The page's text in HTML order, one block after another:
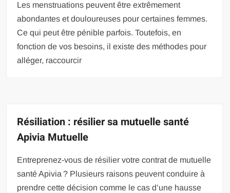
Les menstruations peuvent être extrêmement
abondantes et douloureuses pour certaines femmes.
Ce qui peut être pénible parfois. Toutefois, en
fonction de vos besoins, il existe des méthodes pour
alléger, raccourcir
Résiliation : résilier sa mutuelle santé
Apivia Mutuelle
Entreprenez-vous de résilier votre contrat de mutuelle
santé Apivia ? Plusieurs raisons peuvent conduire à
prendre cette décision comme le cas d’une hausse